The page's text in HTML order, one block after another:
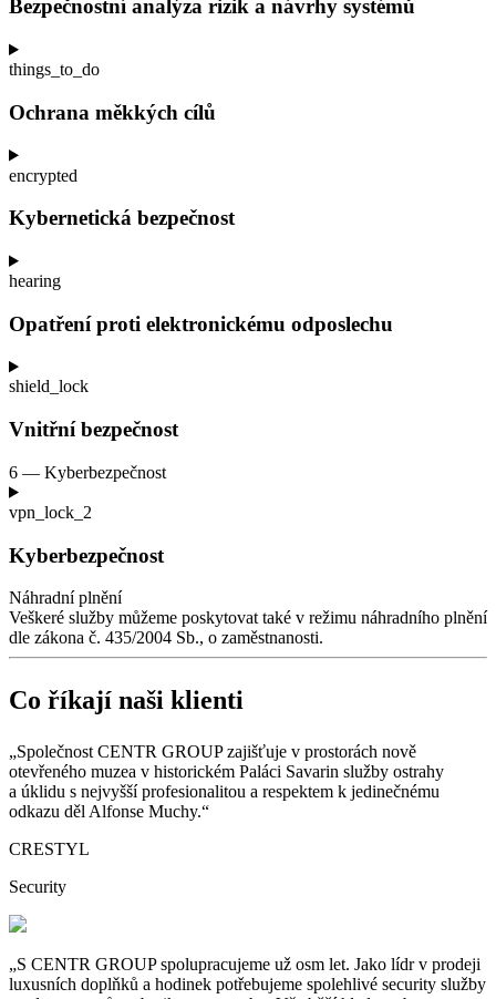
Bezpečnostní analýza rizik a návrhy systémů
things_to_do
Ochrana měkkých cílů
encrypted
Kybernetická bezpečnost
hearing
Opatření proti elektronickému odposlechu
shield_lock
Vnitřní bezpečnost
6 — Kyberbezpečnost
vpn_lock_2
Kyberbezpečnost
Náhradní plnění
Veškeré služby můžeme poskytovat také v režimu náhradního plnění
dle zákona č. 435/2004 Sb., o zaměstnanosti.
Co říkají naši klienti
„Společnost CENTR GROUP zajišťuje v prostorách nově
otevřeného muzea v historickém Paláci Savarin služby ostrahy
a úklidu s nejvyšší profesionalitou a respektem k jedinečnému
odkazu děl Alfonse Muchy.“
CRESTYL
Security
„S CENTR GROUP spolupracujeme už osm let. Jako lídr v prodeji
luxusních doplňků a hodinek potřebujeme spolehlivé security služby